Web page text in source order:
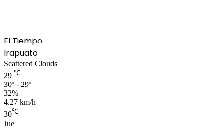
El Tiempo
Irapuato
Scattered Clouds
29 ℃
30º - 29º
32%
4.27 km/h
30℃
Jue